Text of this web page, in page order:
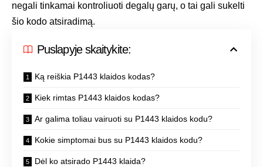
negali tinkamai kontroliuoti degalų garų, o tai gali sukelti
šio kodo atsiradimą.
Puslapyje skaitykite:
Ką reiškia P1443 klaidos kodas?
Kiek rimtas P1443 klaidos kodas?
Ar galima toliau vairuoti su P1443 klaidos kodu?
Kokie simptomai bus su P1443 klaidos kodu?
Dėl ko atsirado P1443 klaida?